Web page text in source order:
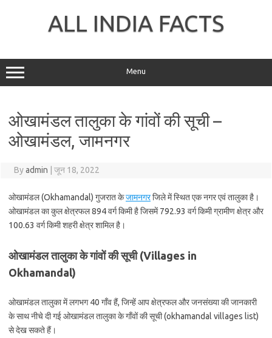
ALL INDIA FACTS
Menu
ओखामंडल तालुका के गांवों की सूची –
ओखामंडल, जामनगर
Byadmin जून 18, 2022
ओखामंडल (Okhamandal) गुजरात केजामनगरजिले में स्थित एक नगर एवं तालुका है।
ओखामंडल का कुल क्षेत्रफल 894 वर्ग किमी है जिसमें 792.93 वर्ग किमी ग्रामीण क्षेत्र और
100.63 वर्ग किमी शहरी क्षेत्र शामिल है।
ओखामंडल तालुका के गांवों की सूची (Villages in
Okhamandal)
ओखामंडल तालुका में लगभग 40 गाँव हैं, जिन्हें आप क्षेत्रफल और जनसंख्या की जानकारी
के साथ नीचे दी गई ओखामंडल तालुका के गाँवों की सूची (okhamandal villages list)
से देख सकते हैं।